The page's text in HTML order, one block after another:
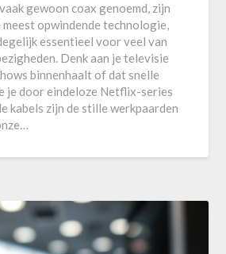
gewoon coax genoemd, zijn
meest opwindende technologie,
essentieel voor veel van
Denk aan je televisie
binnenhaalt of dat snelle
je door eindeloze Netflix-series
kabels zijn de stille werkpaarden